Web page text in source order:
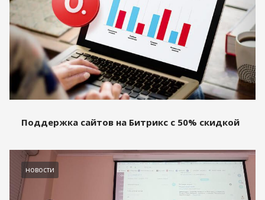
Поддержка сайтов на Битрикс с 50% скидкой
новости